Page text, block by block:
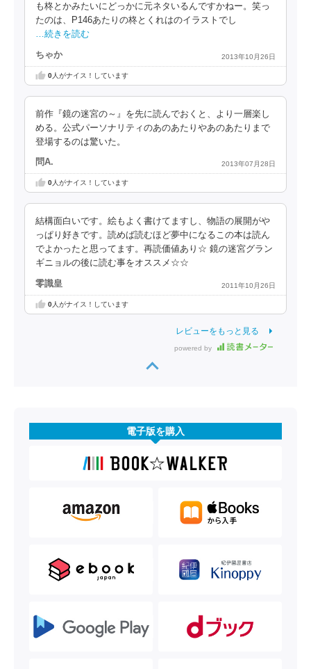
も柊とかみたいにどっかに元ネタいるんですかねー。笑っ
たのは、P146あたりの柊とくれはのイラストでし
…続きを読む
ちゃか 2013年10月26日
0人がナイス！しています
前作『鏡の迷宮の～』を先に読んでおくと、より一層楽し
める。公式パーソナリティのあのあたりやあのあたりまで
登場するのは驚いた。
問A. 2013年07月28日
0人がナイス！しています
結構面白いです。絵もよく書けてますし、物語の展開がや
っぱり好きです。読めば読むほど夢中になるこの本は読ん
でよかったと思ってます。再読価値あり☆ 鏡の迷宮グラン
ギニョルの後に読む事をオススメ☆☆
零識皇 2011年10月26日
0人がナイス！しています
レビューをもっと見る
powered by
電子版を購入